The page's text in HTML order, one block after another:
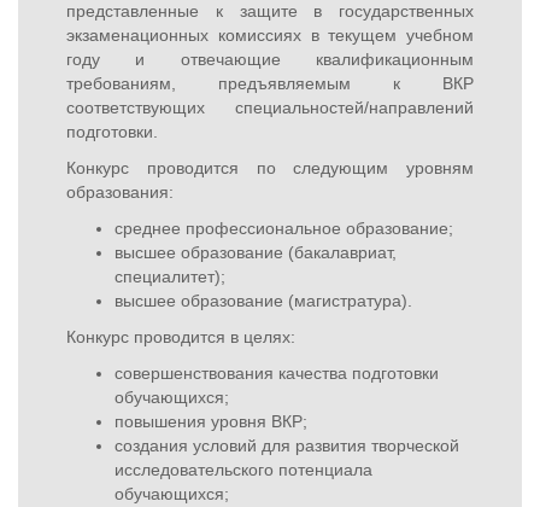
представленные к защите в государственных
экзаменационных комиссиях в текущем учебном
году и отвечающие квалификационным
требованиям, предъявляемым к ВКР
соответствующих специальностей/направлений
подготовки.
Конкурс проводится по следующим уровням
образования:
среднее профессиональное образование;
высшее образование (бакалавриат,
специалитет);
высшее образование (магистратура).
Конкурс проводится в целях:
совершенствования качества подготовки
обучающихся;
повышения уровня ВКР;
создания условий для развития творческой
исследовательского потенциала
обучающихся;